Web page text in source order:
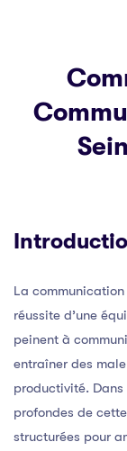
La
réussite d’une
peinent à
entraîner des
productivité.
profondes de
structurées pour